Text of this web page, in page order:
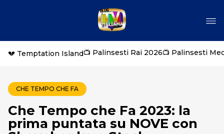
💔 Temptation Island📺 Palinsesti Rai 2026📺 Palinsesti
CHE TEMPO CHE FA
Che Tempo che Fa 2023: la
prima puntata su NOVE con